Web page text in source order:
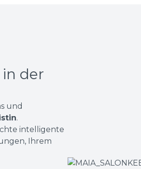
der
und
.
intelligente
Ihrem